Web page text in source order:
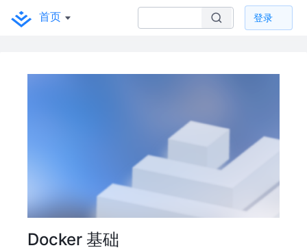
首页 登录
Docker 基础